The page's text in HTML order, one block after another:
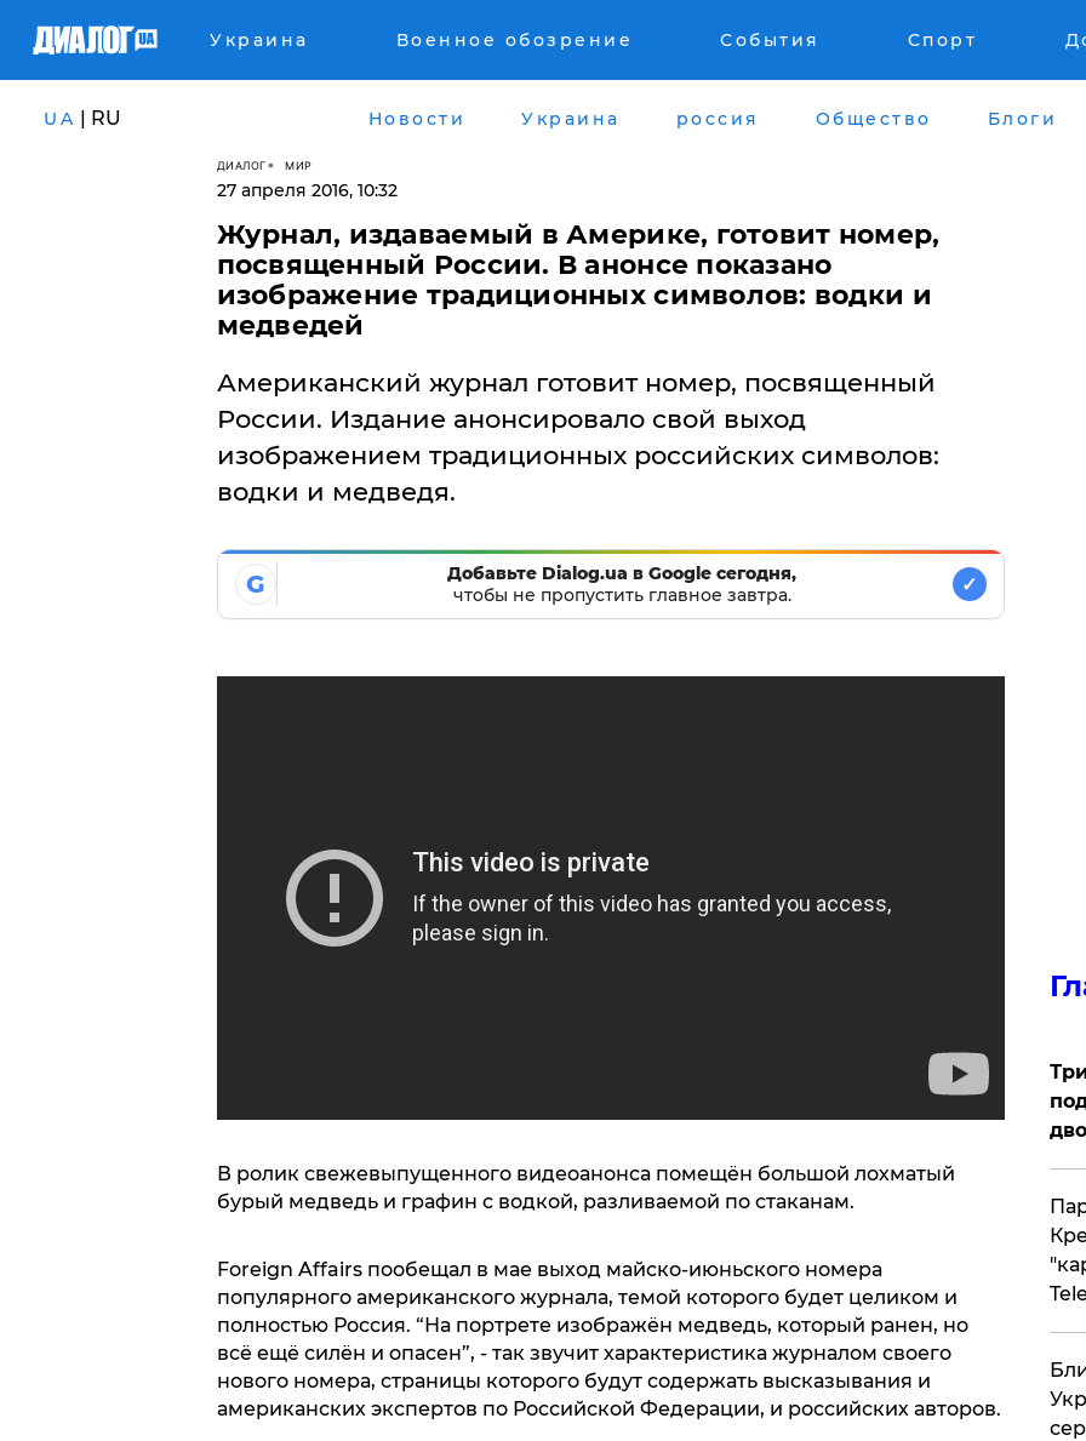
Украина Военное обозрение События Спорт
UA | RU Новости Украина россия Общество Блоги
ДИАЛОГ МИР
27 апреля 2016, 10:32
Журнал, издаваемый в Америке, готовит номер,
посвященный России. В анонсе показано
изображение традиционных символов: водки и
медведей
Американский журнал готовит номер, посвященный
России. Издание анонсировало свой выход
изображением традиционных российских символов:
водки и медведя.
G
Добавьте Dialog.ua в Google сегодня,
чтобы не пропустить главное завтра.
✓
В ролик свежевыпущенного видеоанонса помещён большой лохматый
бурый медведь и графин с водкой, разливаемой по стаканам.
Foreign Affairs пообещал в мае выход майско-июньского номера
популярного американского журнала, темой которого будет целиком и
полностью Россия. “На портрете изображён медведь, который ранен, но
всё ещё силён и опасен”, - так звучит характеристика журналом своего
нового номера, страницы которого будут содержать высказывания и
американских экспертов по Российской Федерации, и российских авторов.